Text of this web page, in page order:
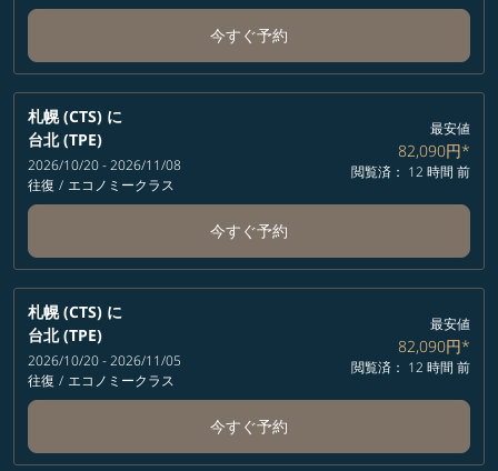
今すぐ予約
札幌 (CTS) に
台北 (TPE)
2026/10/20 - 2026/11/08
往復 / エコノミークラス
最安値
82,090円*
閲覧済： 12 時間 前
今すぐ予約
札幌 (CTS) に
台北 (TPE)
2026/10/20 - 2026/11/05
往復 / エコノミークラス
最安値
82,090円*
閲覧済： 12 時間 前
今すぐ予約